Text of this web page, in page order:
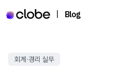
Blog
회계·경리 실무